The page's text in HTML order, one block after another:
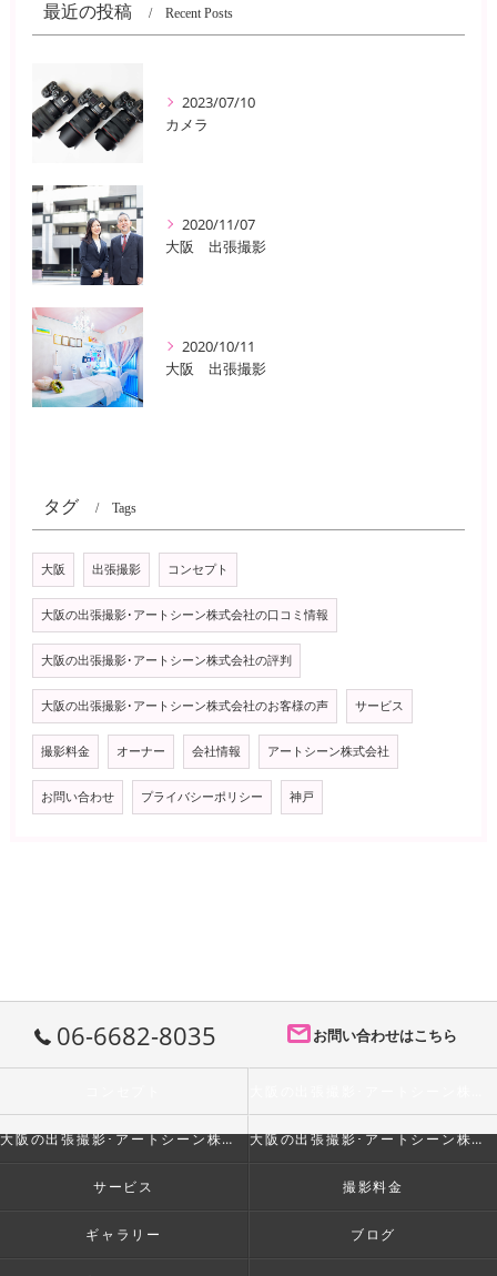
最近の投稿 Recent Posts
2023/07/10
カメラ
2020/11/07
大阪 出張撮影
2020/10/11
大阪 出張撮影
タグ Tags
大阪 出張撮影 コンセプト
大阪の出張撮影･アートシーン株式会社の口コミ情報
大阪の出張撮影･アートシーン株式会社の評判
大阪の出張撮影･アートシーン株式会社のお客様の声 サービス
撮影料金 オーナー 会社情報 アートシーン株式会社
お問い合わせ プライバシーポリシー 神戸
06-6682-8035 お問い合わせはこちら
大阪の出張撮影･アートシーン株式会社の評判 大阪の出張撮影･アートシーン株式会社のお客様の声
サービス 撮影料金
ギャラリー ブログ